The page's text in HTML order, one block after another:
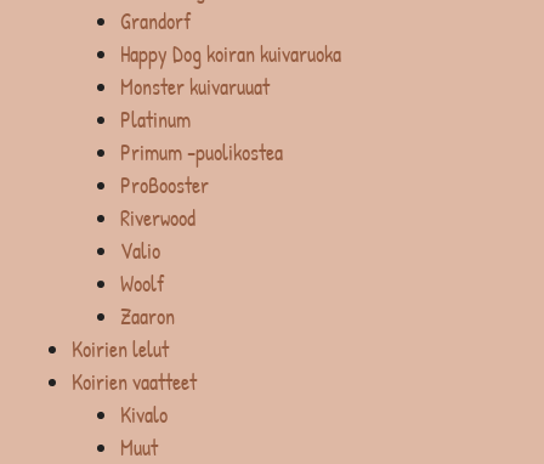
Grandorf
Happy Dog koiran kuivaruoka
Monster kuivaruuat
Platinum
Primum -puolikostea
ProBooster
Riverwood
Valio
Woolf
Zaaron
Koirien lelut
Koirien vaatteet
Kivalo
Muut